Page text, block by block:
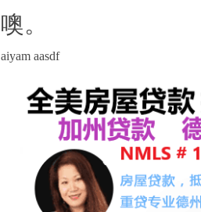
噢。
aiyam aasdf